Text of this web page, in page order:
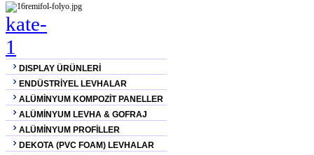
DISPLAY ÜRÜNLERİ
ENDÜSTRİYEL LEVHALAR
ALÜMİNYUM KOMPOZİT PANELLER
ALÜMİNYUM LEVHA & GOFRAJ
ALÜMİNYUM PROFİLLER
DEKOTA (PVC FOAM) LEVHALAR